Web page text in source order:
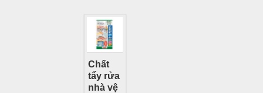
Chất
tẩy rửa
nhà vệ